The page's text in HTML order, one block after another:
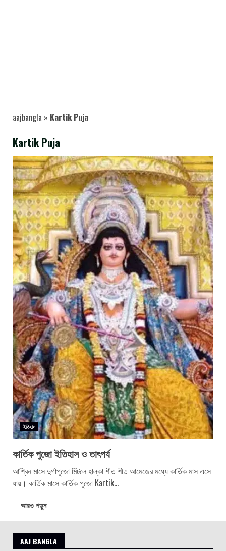
aajbangla » Kartik Puja
Kartik Puja
ইতিহাস
কার্তিক পুজো ইতিহাস ও তাৎপর্য
আশ্বিন মাসে দুর্গাপুজো মিটলে হাল্কা শীত শীত আমেজের মধ্যে কার্তিক মাস এসে
যায়। কার্তিক মাসে কার্তিক পুজো Kartik...
আরও পড়ুন
AAJ BANGLA